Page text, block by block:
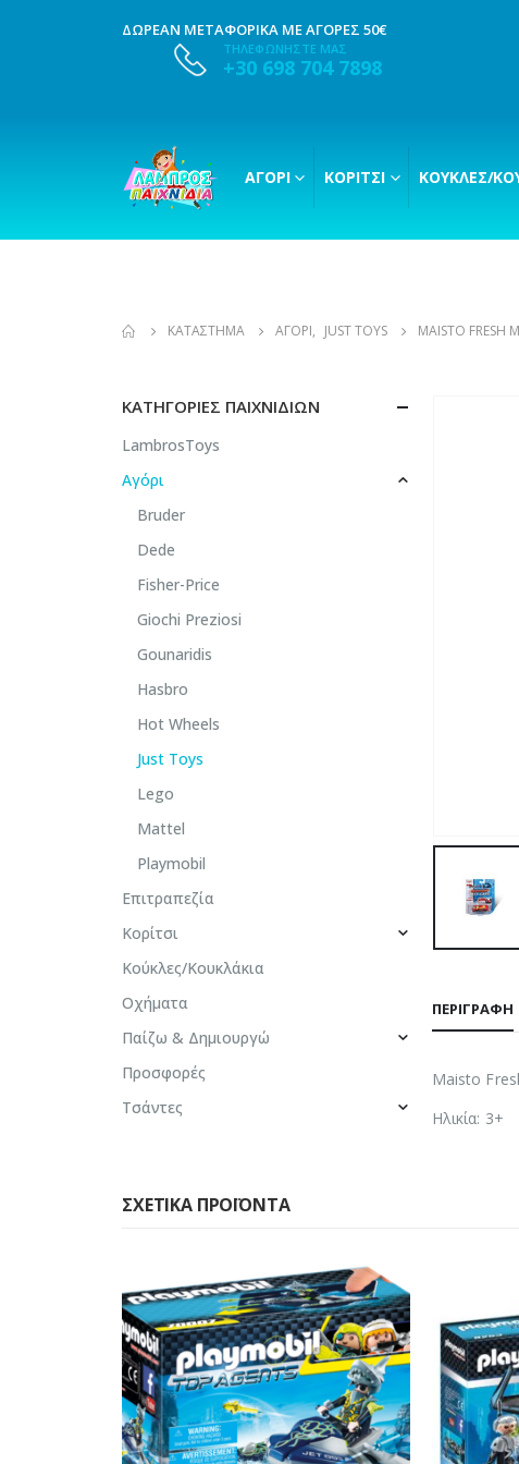
ΔΩΡΕΑΝ ΜΕΤΑΦΟΡΙΚΑ ΜΕ ΑΓΟΡΕΣ 50€
ΤΗΛΕΦΩΝΗΣΤΕ ΜΑΣ
+30 698 704 7898
ΑΓΌΡΙ ΚΟΡΊΤΣΙ ΚΟΎΚΛΕΣ/
ΚΑΤΆΣΤΗΜΑ ΑΓΌΡΙ, JUST TOYS MAISTO FRESH
ΠΕΡΙΓΡΑΦΉ
Maisto
Ηλικία: 3+
ΚΑΤΗΓΟΡΊΕΣ ΠΑΙΧΝΙΔΙΏΝ
LambrosToys
Αγόρι
Bruder
Dede
Fisher-Price
Giochi Preziosi
Gounaridis
Hasbro
Hot Wheels
Just Toys
Lego
Mattel
Playmobil
Επιτραπεζία
Κορίτσι
Κούκλες/Κουκλάκια
Οχήματα
Παίζω & Δημιουργώ
Προσφορές
Τσάντες
ΣΧΕΤΙΚΆ ΠΡΟΪΌΝΤΑ